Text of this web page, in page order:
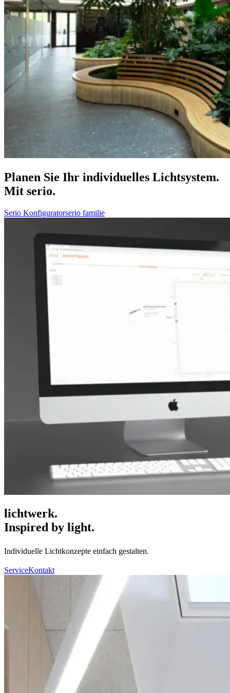
Planen Sie Ihr individuelles Lichtsystem.
Mit serio.
Serio Konfiguratorserio familie
lichtwerk.
Inspired by light.
Individuelle Lichtkonzepte einfach gestalten.
ServiceKontakt